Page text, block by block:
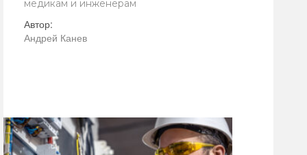
медикам и инженерам
Автор:
Андрей Канев